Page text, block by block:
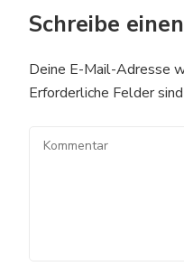
Schreibe
Deine E-Mail-Adresse
Erforderliche Felder